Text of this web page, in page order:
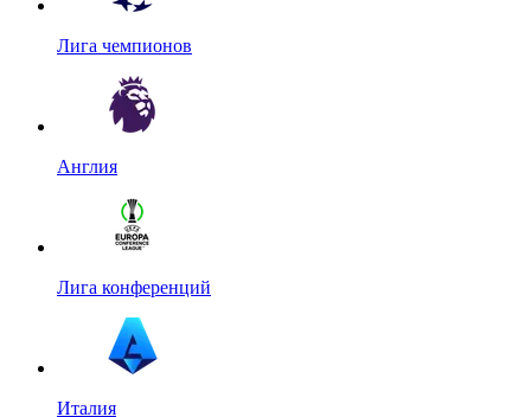
Лига чемпионов
Англия
Лига конференций
Италия